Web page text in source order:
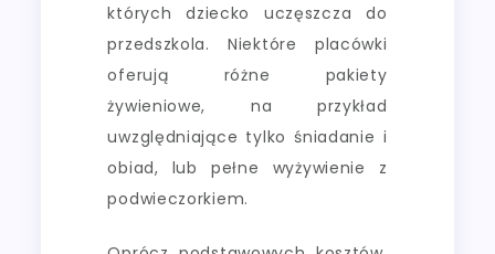
których dziecko uczęszcza do
przedszkola. Niektóre placówki
oferują różne pakiety
żywieniowe, na przykład
uwzględniające tylko śniadanie i
obiad, lub pełne wyżywienie z
podwieczorkiem.